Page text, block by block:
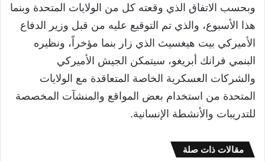
وبحسب الاتفاق الذي وقعته كل من الولايات المتحدة وبنما
هذا الأسبوع، والذي تم التوقيع عليه من قبل وزير الدفاع
الأميركي بيت هيغسيث الذي زار بنما مؤخراً، ونظيره
البنمي فرانك أبريغو، سيتمكن الجيش الأميركي
والشركات العسكرية الخاصة المتعاقدة مع الولايات
المتحدة من استخدام بعض المواقع والمنشآت المخصصة
للتدريبات والأنشطة الإنسانية.
مقالات ذات صلة